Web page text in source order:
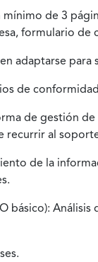
de 3
formulario
adaptarse
de
de gestión
recurrir al
de la
básico):